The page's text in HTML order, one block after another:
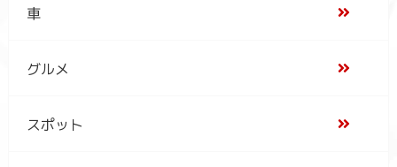
車
グルメ
スポット